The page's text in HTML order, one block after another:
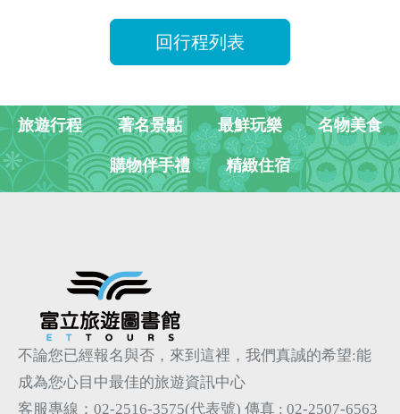
回行程列表
旅遊行程 著名景點 最鮮玩樂 名物美食
購物伴手禮 精緻住宿
不論您已經報名與否，來到這裡，我們真誠的希望:能
成為您心目中最佳的旅遊資訊中心
客服專線：02-2516-3575(代表號) 傳真 : 02-2507-6563